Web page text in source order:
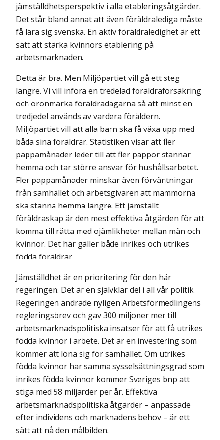
jämställdhetsperspektiv i alla etableringsåtgärder.
Det står bland annat att även föräldralediga måste
få lära sig svenska. En aktiv föräldraledighet är ett
sätt att stärka kvinnors etablering på
arbetsmarknaden.
Detta är bra. Men Miljöpartiet vill gå ett steg
längre. Vi vill införa en tredelad föräldraförsäkring
och öronmärka föräldradagarna så att minst en
tredjedel används av vardera föräldern.
Miljöpartiet vill att alla barn ska få växa upp med
båda sina föräldrar. Statistiken visar att fler
pappamånader leder till att fler pappor stannar
hemma och tar större ansvar för hushållsarbetet.
Fler pappamånader minskar även förväntningar
från samhället och arbetsgivaren att mammorna
ska stanna hemma längre. Ett jämställt
föräldraskap är den mest effektiva åtgärden för att
komma till rätta med ojämlikheter mellan män och
kvinnor. Det här gäller både inrikes och utrikes
födda föräldrar.
Jämställdhet är en prioritering för den här
regeringen. Det är en självklar del i all vår politik.
Regeringen ändrade nyligen Arbetsförmedlingens
regleringsbrev och gav 300 miljoner mer till
arbetsmarknadspolitiska insatser för att få utrikes
födda kvinnor i arbete. Det är en investering som
kommer att löna sig för samhället. Om utrikes
födda kvinnor har samma sysselsättningsgrad som
inrikes födda kvinnor kommer Sveriges bnp att
stiga med 58 miljarder per år. Effektiva
arbetsmarknadspolitiska åtgärder – anpassade
efter individens och marknadens behov – är ett
sätt att nå den målbilden.